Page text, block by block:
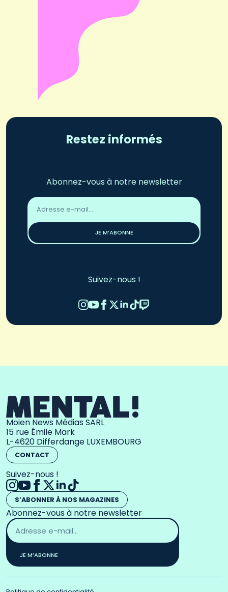
Restez informés
Abonnez-vous à notre newsletter
Adresse
email
JE M’ABONNE
Suivez-nous !
Moien News Médias SARL
15 rue Émile Mark
L-4620 Differdange LUXEMBOURG
CONTACT
Suivez-nous !
S’ABONNER À NOS MAGAZINES
Abonnez-vous à notre newsletter
Adresse
email
*
JE M’ABONNE